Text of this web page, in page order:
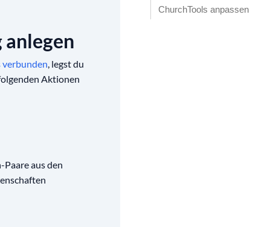
verbunden , legst du
Aktionen
aus den
ChurchTools anpassen